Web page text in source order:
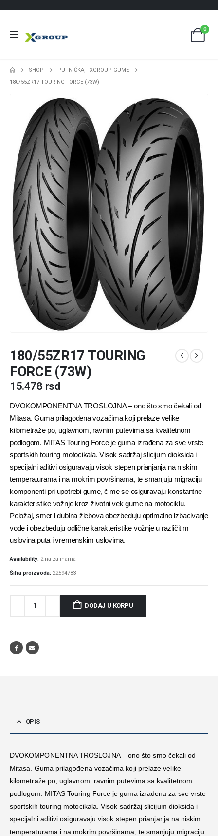
0
SHOP PUTNIČKA,
XGROUP GUME
180/55ZR17 TOURING FORCE (73W)
180/55ZR17 TOURING
FORCE (73W)
15.478 rsd
DVOKOMPONENTNA TROSLOJNA – ono što smo čekali od
Mitasa. Guma prilagođena vozačima koji prelaze velike
kilometraže po, uglavnom, ravnim putevima sa kvalitetnom
podlogom. MITAS Touring Force je guma izrađena za sve vrste
sportskih touring motocikala. Visok sadržaj slicijum dioksida i
specijalni aditivi osiguravaju visok stepen prianjanja na niskim
temperaturama i na mokrim površinama, te smanjuju migraciju
komponenti pri upotrebi gume, čime se osiguravaju konstantne
karakteristike vožnje kroz životni vek gume na motociklu.
Položaj, smer i dubina žlebova obezbeđuju optimalno izbacivanje
vode i obezbeđuju odlične karakteristike vožnje u različitim
uslovina puta i vremenskim uslovima.
Availability: 2 na zalihama
Šifra proizvoda: 22594783
DODAJ U KORPU
OPIS
DVOKOMPONENTNA TROSLOJNA – ono što smo čekali od
Mitasa. Guma prilagođena vozačima koji prelaze velike
kilometraže po, uglavnom, ravnim putevima sa kvalitetnom
podlogom. MITAS Touring Force je guma izrađena za sve vrste
sportskih touring motocikala. Visok sadržaj slicijum dioksida i
specijalni aditivi osiguravaju visok stepen prianjanja na niskim
temperaturama i na mokrim površinama, te smanjuju migraciju